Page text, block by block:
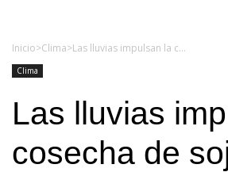
Inicio>Clima> Las lluvias impulsan la cosecha de soja y elevan las proyecciones de producción
Clima
Las lluvias
cosecha de